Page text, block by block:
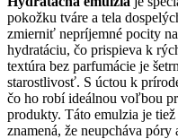
pokožku tváre a tela
zmierniť nepríjemné pocity
hydratáciu, čo prispieva k
textúra bez parfumácie je
starostlivosť. S úctou k
čo ho robí ideálnou voľbou
produkty. Táto emulzia je
znamená, že neupcháva